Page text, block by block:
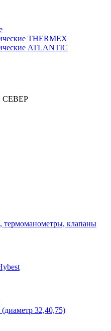
THERMEX
ATLANTIC
СЕВЕР
клапаны
32,40,75)